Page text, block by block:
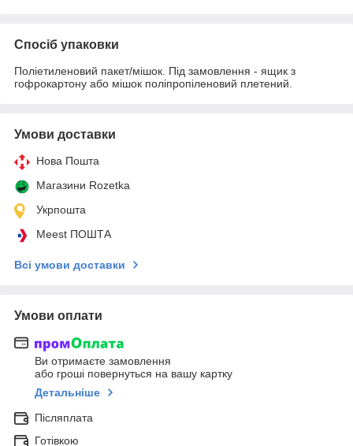
Спосіб упаковки
Поліетиленовий пакет/мішок. Під замовлення - ящик з
гофрокартону або мішок поліпропіленовий плетений.
Умови доставки
Нова Пошта
Магазини Rozetka
Укрпошта
Meest ПОШТА
Всі умови доставки
Умови оплати
Ви отримаєте замовлення
або гроші повернуться на вашу картку
Детальніше
Післяплата
Готівкою